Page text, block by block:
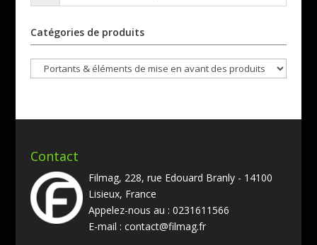
Catégories de produits
Contact
Filmag, 228, rue Edouard Branly - 14100
Lisieux, France
Appelez-nous au : 0231611566
E-mail : contact@filmag.fr